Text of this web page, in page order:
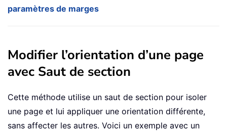
paramètres de marges
Modifier l’orientation d’une page
avec Saut de section
Cette méthode utilise un saut de section pour isoler
une page et lui appliquer une orientation différente,
sans affecter les autres. Voici un exemple avec un